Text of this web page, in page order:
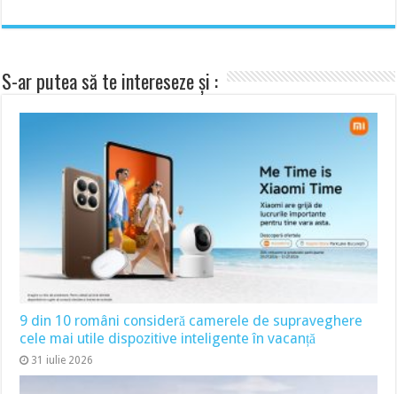
S-ar putea să te intereseze și :
9 din 10 români consideră camerele de supraveghere
cele mai utile dispozitive inteligente în vacanță
31 iulie 2026